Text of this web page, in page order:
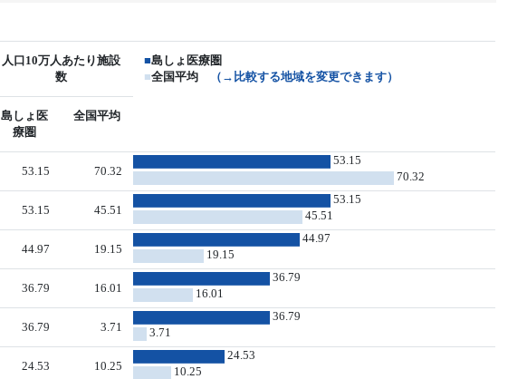
人口10万人あたり施設
数
■島しょ医療圏
■全国平均 （→比較する地域を変更できます）
島しょ医
療圏
全国平均
53.15 70.32
53.15
70.32
53.15 45.51
53.15
45.51
44.97 19.15
44.97
19.15
36.79 16.01
36.79
16.01
36.79 3.71
36.79
3.71
24.53 10.25
24.53
10.25